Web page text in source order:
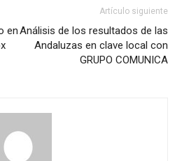
en
Artículo siguiente
Análisis de los resultados de las
Andaluzas en clave local con
GRUPO COMUNICA